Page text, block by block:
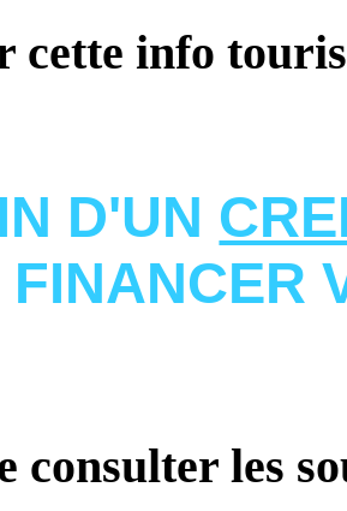
cette info
D'UN
FINANCER
consulter les